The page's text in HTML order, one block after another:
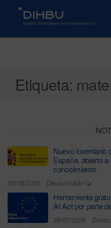
DIGITAL
Etiqueta:
Nuevo inventario
España, abierto
conocimiento
05/08/2026 Desactivado
Herramienta
AI Act por parte
28/07/2026